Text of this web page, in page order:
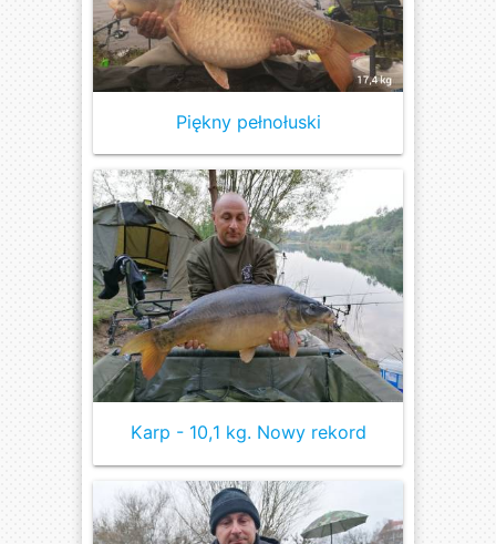
Piękny pełnołuski
Karp - 10,1 kg. Nowy rekord